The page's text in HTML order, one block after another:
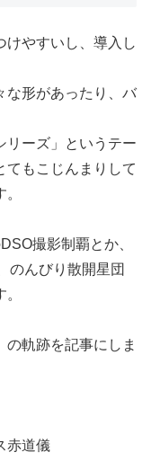
けやすいし、導入し
な形があったり、バ
リーズ」というテー
てもこじんまりして
撮影制覇とか、
のんびり散開星団
軌跡を記事にしま
赤道儀